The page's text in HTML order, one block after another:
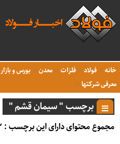
خانه فولاد فلزات معدن بورس و بازار
معرفی شرکتها
برچسب " سیمان قشم "
مجموع محتوای دارای این برچسب : ۳